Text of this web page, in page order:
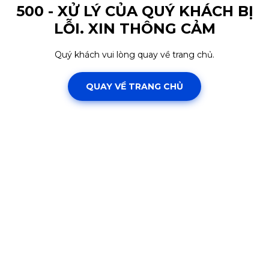
500 - XỬ LÝ CỦA QUÝ KHÁCH BỊ
LỖI. XIN THÔNG CẢM
Quý khách vui lòng quay về trang chủ.
QUAY VỀ TRANG CHỦ